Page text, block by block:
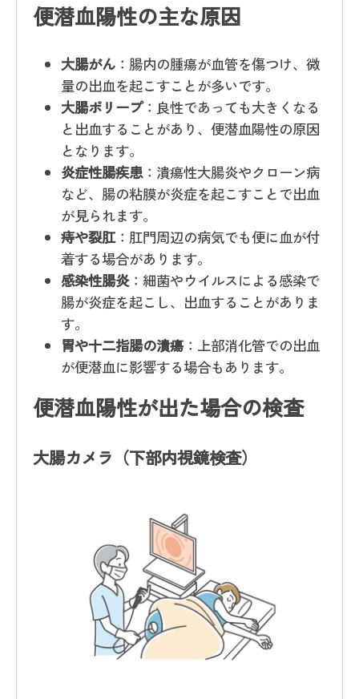
便潜血陽性の主な原因
大腸がん：腸内の腫瘍が血管を傷つけ、微
量の出血を起こすことが多いです。
大腸ポリープ：良性であっても大きくなる
と出血することがあり、便潜血陽性の原因
となります。
炎症性腸疾患：潰瘍性大腸炎やクローン病
など、腸の粘膜が炎症を起こすことで出血
が見られます。
痔や裂肛：肛門周辺の病気でも便に血が付
着する場合があります。
感染性腸炎：細菌やウイルスによる感染で
腸が炎症を起こし、出血することがありま
す。
胃や十二指腸の潰瘍：上部消化管での出血
が便潜血に影響する場合もあります。
便潜血陽性が出た場合の検査
大腸カメラ（下部内視鏡検査）